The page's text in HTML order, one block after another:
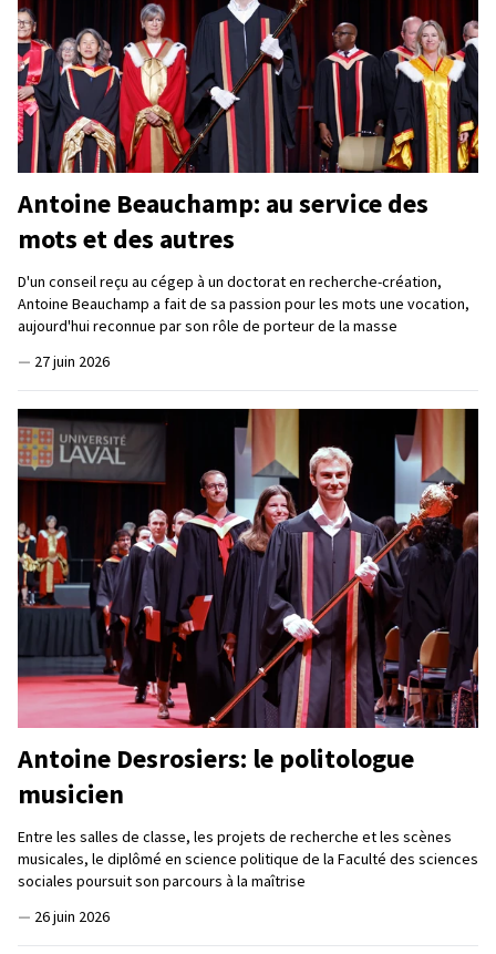
Antoine Beauchamp: au service des
mots et des autres
D'un conseil reçu au cégep à un doctorat en recherche-création,
Antoine Beauchamp a fait de sa passion pour les mots une vocation,
aujourd'hui reconnue par son rôle de porteur de la masse
— 27 juin 2026
Antoine Desrosiers: le politologue
musicien
Entre les salles de classe, les projets de recherche et les scènes
musicales, le diplômé en science politique de la Faculté des sciences
sociales poursuit son parcours à la maîtrise
— 26 juin 2026